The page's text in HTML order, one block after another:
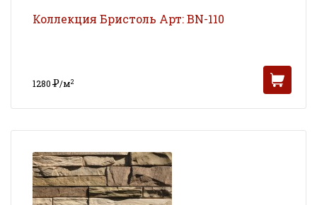
Коллекция Бристоль Арт: BN-110
1280Р/м2